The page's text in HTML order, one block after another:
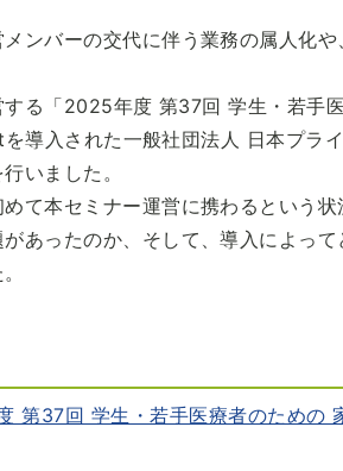
ンバーの交代に伴う業務の属人化
る「2025年度 第37回 学生・若手
導入された一般社団法人 日本プラ
いました。
て本セミナー運営に携わるという
あったのか、そして、導入によっ
第37回 学生・若手医療者のための